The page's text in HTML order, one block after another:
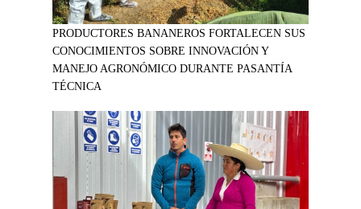
PRODUCTORES BANANEROS FORTALECEN SUS
CONOCIMIENTOS SOBRE INNOVACIÓN Y
MANEJO AGRONÓMICO DURANTE PASANTÍA
TÉCNICA